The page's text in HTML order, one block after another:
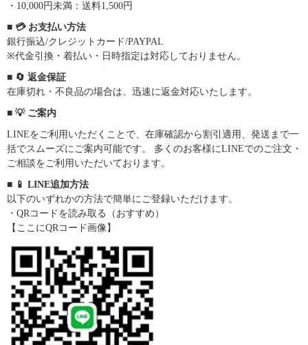
・10,000円未満：送料1,500円
■ 💳 お支払い方法
銀行振込/クレジットカード/PAYPAL
※代金引換・着払い・日時指定は対応しておりません。
■ 🔄 返金保証
在庫切れ・不良品の場合は、迅速に返金対応いたします。
■ 💡 ご案内
LINEをご利用いただくことで、在庫確認から割引適用、発送まで一
括でスムーズにご案内可能です。 多くのお客様にLINEでのご注文・
ご相談をご利用いただいております。
■ 📱 LINE追加方法
以下のいずれかの方法で簡単にご登録いただけます。
・QRコードを読み取る（おすすめ）
【ここにQRコード画像】